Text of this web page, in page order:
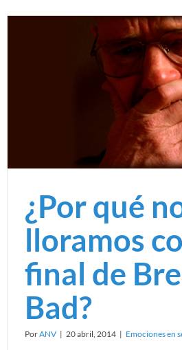
¿Por qué
lloramos
final de
Bad?
PorANV | 20 abril, 2014 | Emociones en